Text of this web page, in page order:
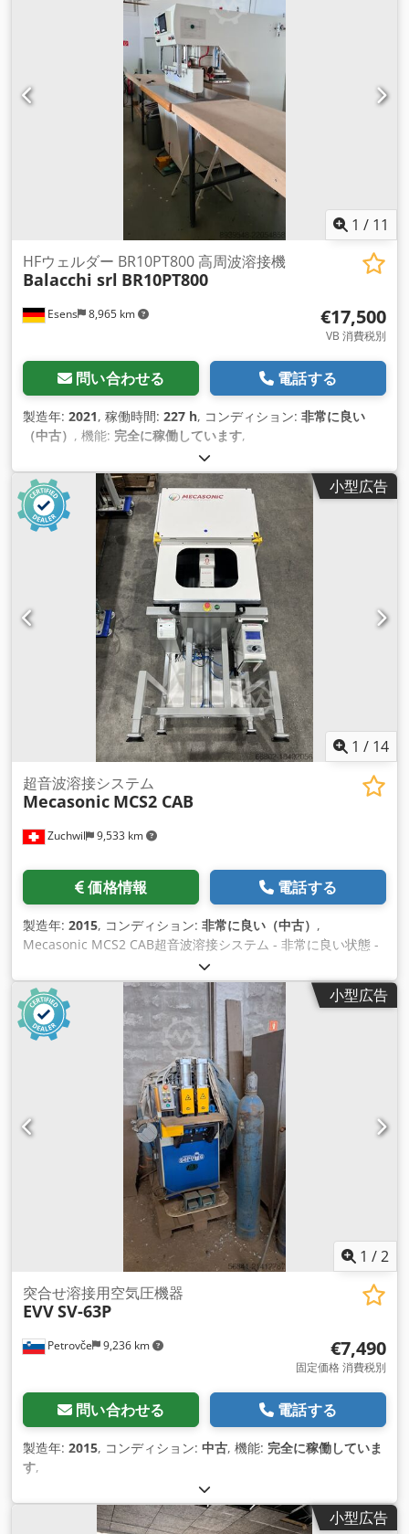
1 / 11
Esens 8,965 km
HFウェルダー BR10PT800 高周波溶接機
Balacchi srl BR10PT800
€17,500
VB 消費税別
問い合わせる 電話する
製造年: 2021, 稼働時間: 227 h, コンディション: 非常に良い
（中古） , 機能: 完全に稼働しています,
小型広告
1 / 14
Zuchwil 9,533 km
超音波溶接システム
Mecasonic MCS2 CAB
価格情報 電話する
製造年: 2015, コンディション: 非常に良い（中古） ,
Mecasonic MCS2 CAB超音波溶接システム - 非常に良い状態 -
建設年：2015年 - 3個入手可能 Cedpfxevvw Eko Agforf - CE適
合宣言書発行 - 条件: インコタームズ EXW CH-4528 ツッフヴィ
ル - 読み込みオプションが利用可能
小型広告
1 /2
Petrovče 9,236 km
突合せ溶接用空気圧機器
EVVSV-63P
€7,490
固定価格 消費税別
問い合わせる 電話する
製造年: 2015, コンディション: 中古, 機能: 完全に稼働していま
す,
小型広告